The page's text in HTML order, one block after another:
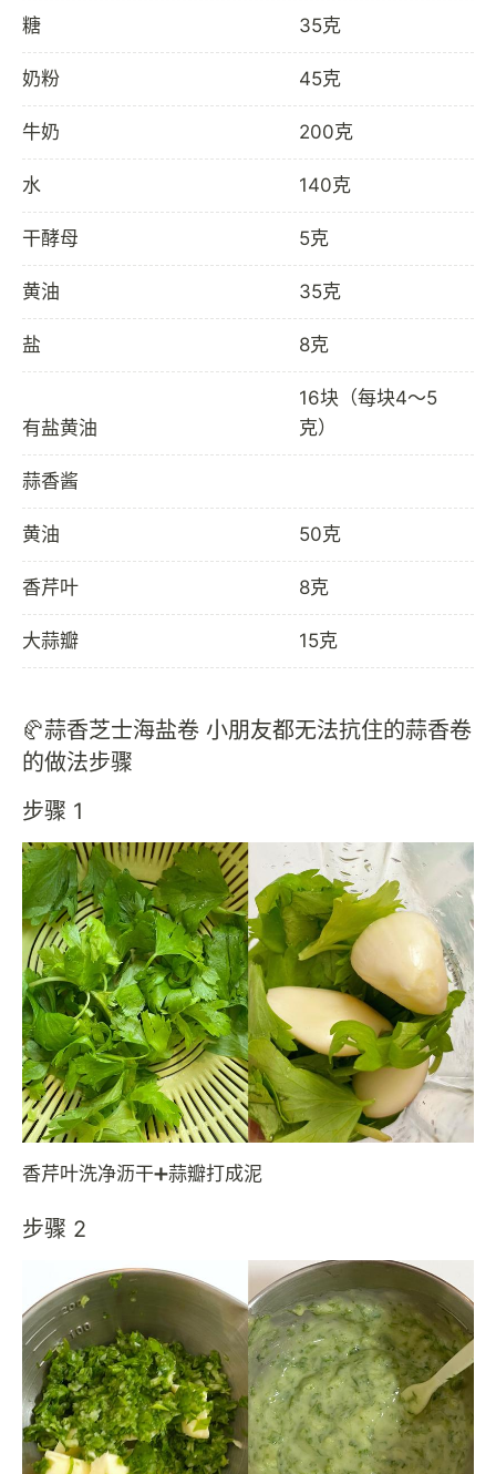
糖 35克
奶粉 45克
牛奶 200克
水 140克
干酵母 5克
黄油 35克
盐 8克
有盐黄油
16块（每块4～5
克）
蒜香酱
黄油 50克
香芹叶 8克
大蒜瓣 15克
🥐蒜香芝士海盐卷 小朋友都无法抗住的蒜香卷
的做法步骤
步骤 1
香芹叶洗净沥干➕蒜瓣打成泥
步骤 2